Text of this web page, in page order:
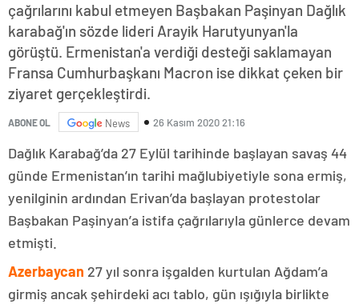
çağrılarını kabul etmeyen Başbakan Paşinyan Dağlık
karabağ'ın sözde lideri Arayik Harutyunyan'la
görüştü. Ermenistan'a verdiği desteği saklamayan
Fransa Cumhurbaşkanı Macron ise dikkat çeken bir
ziyaret gerçekleştirdi.
ABONE OL News 26 Kasım 2020 21:16
Dağlık Karabağ’da 27 Eylül tarihinde başlayan savaş 44
günde Ermenistan’ın tarihi mağlubiyetiyle sona ermiş,
yenilginin ardından Erivan’da başlayan protestolar
Başbakan Paşinyan’a istifa çağrılarıyla günlerce devam
etmişti.
Azerbaycan 27 yıl sonra işgalden kurtulan Ağdam’a
girmiş ancak şehirdeki acı tablo, gün ışığıyla birlikte